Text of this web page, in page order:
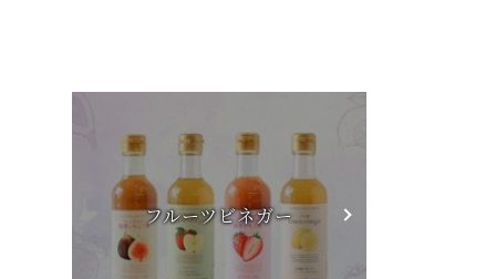
フルーツビネガー